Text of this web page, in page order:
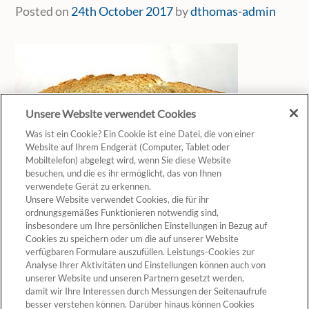
Posted on 24th October 2017bydthomas-admin
Cookie-Einstellungen
Unsere Website verwendet Cookies
Was ist ein Cookie? Ein Cookie ist eine Datei, die von einer
Website auf Ihrem Endgerät (Computer, Tablet oder
Mobiltelefon) abgelegt wird, wenn Sie diese Website
besuchen, und die es ihr ermöglicht, das von Ihnen
verwendete Gerät zu erkennen.
Unsere Website verwendet Cookies, die für ihr
ordnungsgemäßes Funktionieren notwendig sind,
insbesondere um Ihre persönlichen Einstellungen in Bezug auf
Cookies zu speichern oder um die auf unserer Website
verfügbaren Formulare auszufüllen. Leistungs-Cookies zur
Analyse Ihrer Aktivitäten und Einstellungen können auch von
unserer Website und unseren Partnern gesetzt werden,
damit wir Ihre Interessen durch Messungen der Seitenaufrufe
besser verstehen können. Darüber hinaus können Cookies